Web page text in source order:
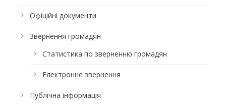
Офіційні документи
Звернення громадян
Статистика по зверненню громадян
Електронне звернення
Публічна інформація